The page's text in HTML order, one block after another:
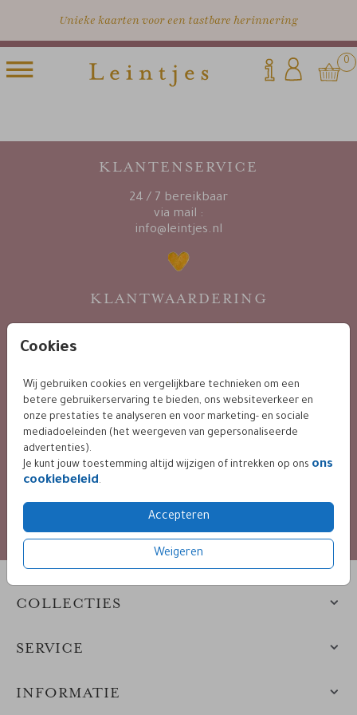
Unieke kaarten voor een tastbare herinnering
0
Cookies
Wij gebruiken cookies en vergelijkbare technieken om een
betere gebruikerservaring te bieden, ons websiteverkeer en
onze prestaties te analyseren en voor marketing- en sociale
mediadoeleinden (het weergeven van gepersonaliseerde
advertenties).
Je kunt jouw toestemming altijd wijzigen of intrekken op ons ons
cookiebeleid.
Accepteren
Weigeren
KLANTENSERVICE
24 / 7 bereikbaar
via mail :
info@leintjes.nl
KLANTWAARDERING
BETALING VEILIG VIA
diverse mogelijkheden
COLLECTIES
SERVICE
INFORMATIE